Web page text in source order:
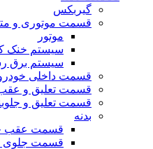
گیربکس
قسمت موتوری و
موتور
سیستم خنک
سیستم برق
قسمت داخلی
قسمت تعلیق و
قسمت تعلیق و
بدنه
قسمت عقب
قسمت جلوی